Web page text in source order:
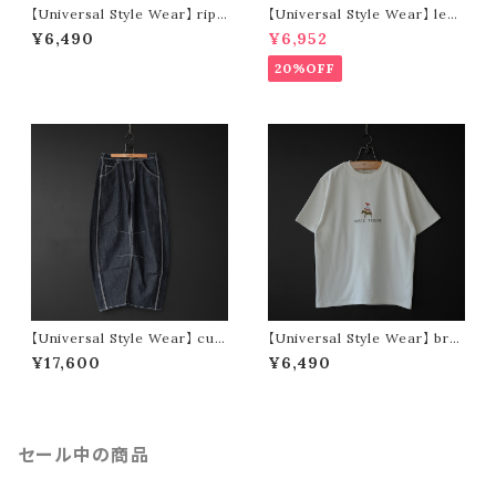
【Universal Style Wear】 ripp
le stretch wide tee (green)
¥6,490
【Universal Style Wear】 leaf
short pants (olive)
¥6,952
20%OFF
【Universal Style Wear】 cur
ve painter pants (indigo)
¥17,600
【Universal Style Wear】 bre
men tee (off white)
¥6,490
セール中の商品